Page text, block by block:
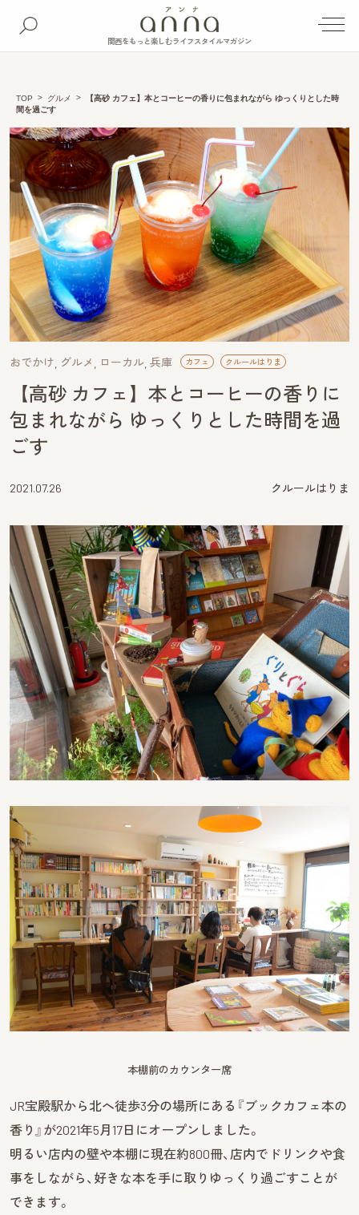
関西をもっと楽しむライフスタイルマガジン
TOP グルメ
【高砂 カフェ】本とコーヒーの香りに包まれながら ゆっくりとした時
間を過ごす
おでかけ グルメ ローカル 兵庫 カフェ クルールはりま
【高砂 カフェ】本とコーヒーの香りに
包まれながら ゆっくりとした時間を過
ごす
2021.07.26 クルールはりま
本棚前のカウンター席
JR宝殿駅から北へ徒歩3分の場所にある『ブックカフェ本の
香り』が2021年5月17日にオープンしました。
明るい店内の壁や本棚に現在約800冊、店内でドリンクや食
事をしながら、好きな本を手に取りゆっくり過ごすことが
できます。